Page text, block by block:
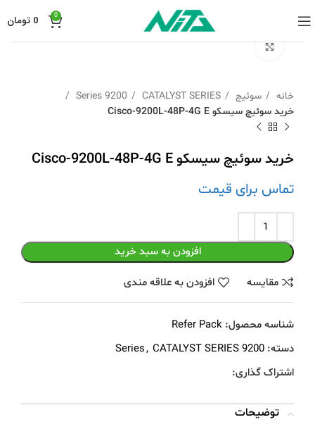
0
0 تومان
برای بزرگنمایی کلیک کنید
خانه سوئیچ CATALYST SERIES
9200 Series
خرید سوئیچ سیسکو Cisco-9200L-48P-4G E
خرید سوئیچ سیسکو Cisco-9200L-48P-4G E
تماس برای قیمت
افزودن به سبد خرید
مقايسه افزودن به علاقه مندی
شناسه محصول: Refer Pack
دسته: 9200 Series
, CATALYST SERIES
اشتراک گذاری:
توضیحات